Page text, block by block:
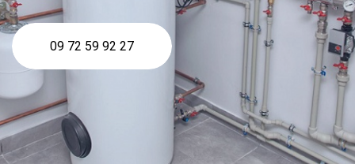
09 72 59 92 27